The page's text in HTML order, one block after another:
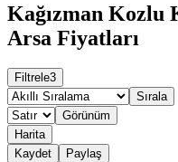
Kağızman Kozlu
Arsa Fiyatları
Filtrele3
Sırala
Görünüm
Harita
Kaydet
Paylaş